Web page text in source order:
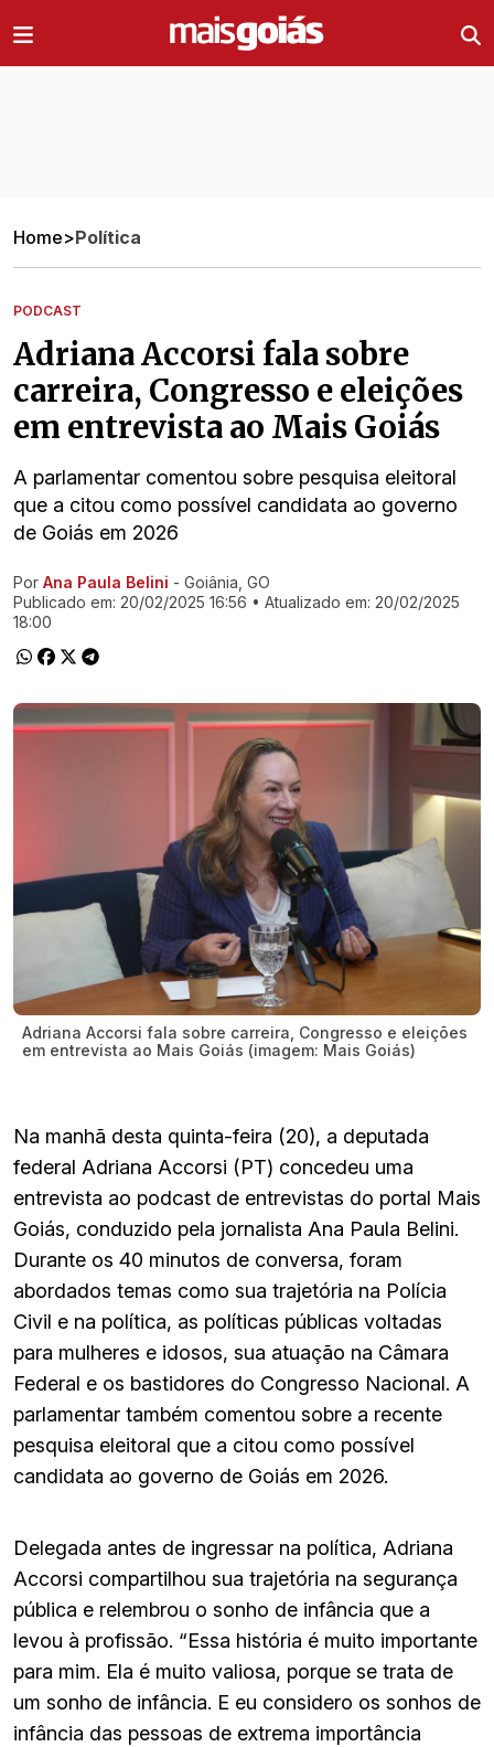
Home>Política
PODCAST
Adriana Accorsi fala sobre
carreira, Congresso e eleições
em entrevista ao Mais Goiás
A parlamentar comentou sobre pesquisa eleitoral
que a citou como possível candidata ao governo
de Goiás em 2026
Ir direto pra matéria
Por Ana Paula Belini - Goiânia, GO
Publicado em: 20/02/2025 16:56 • Atualizado em: 20/02/2025
18:00
Adriana Accorsi fala sobre carreira, Congresso e eleições
em entrevista ao Mais Goiás (imagem: Mais Goiás)
Na manhã desta quinta-feira (20), a deputada
federal Adriana Accorsi (PT) concedeu uma
entrevista ao podcast de entrevistas do portal Mais
Goiás, conduzido pela jornalista Ana Paula Belini.
Durante os 40 minutos de conversa, foram
abordados temas como sua trajetória na Polícia
Civil e na política, as políticas públicas voltadas
para mulheres e idosos, sua atuação na Câmara
Federal e os bastidores do Congresso Nacional. A
parlamentar também comentou sobre a recente
pesquisa eleitoral que a citou como possível
candidata ao governo de Goiás em 2026.
Delegada antes de ingressar na política, Adriana
Accorsi compartilhou sua trajetória na segurança
pública e relembrou o sonho de infância que a
levou à profissão. “Essa história é muito importante
para mim. Ela é muito valiosa, porque se trata de
um sonho de infância. E eu considero os sonhos de
infância das pessoas de extrema importância